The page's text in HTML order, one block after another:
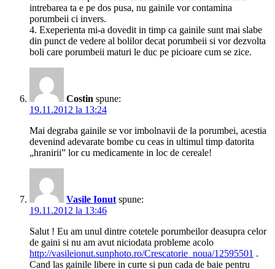
intrebarea ta e pe dos pusa, nu gainile vor contamina
porumbeii ci invers.
4. Exeperienta mi-a dovedit in timp ca gainile sunt mai slabe
din punct de vedere al bolilor decat porumbeii si vor dezvolta
boli care porumbeii maturi le duc pe picioare cum se zice.
Costin spune:
19.11.2012 la 13:24
Mai degraba gainile se vor imbolnavii de la porumbei, acestia
devenind adevarate bombe cu ceas in ultimul timp datorita
„hranirii” lor cu medicamente in loc de cereale!
Vasile Ionut spune:
19.11.2012 la 13:46
Salut ! Eu am unul dintre cotetele porumbeilor deasupra celor
de gaini si nu am avut niciodata probleme acolo
http://vasileionut.sunphoto.ro/Crescatorie_noua/12595501 .
Cand las gainile libere in curte si pun cada de baie pentru